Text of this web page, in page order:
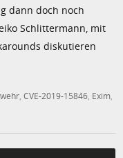
dann doch noch
Schlittermann, mit
diskutieren
,CVE-2019-15846 Exim